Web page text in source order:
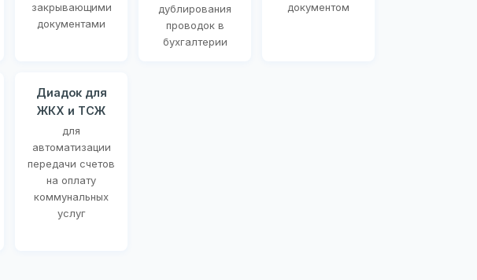
закрывающими
документами
дублирования
проводок в
бухгалтерии
документом
Диадок для
ЖКХ и ТСЖ
для
автоматизации
передачи счетов
на оплату
коммунальных
услуг